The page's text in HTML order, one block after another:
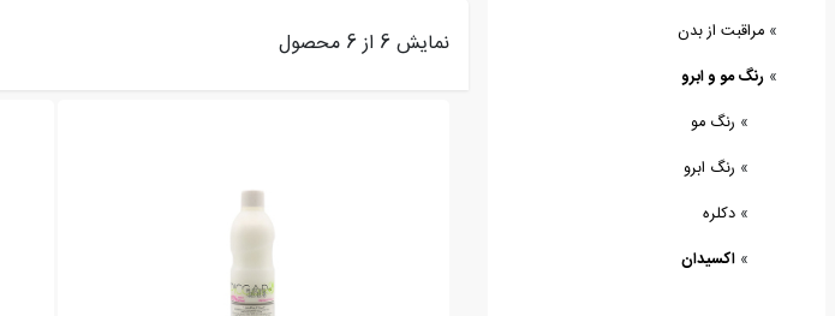
» مراقبت از بدن
» رنگ مو و ابرو
» رنگ مو
» رنگ ابرو
» دکلره
» اکسیدان
نمایش 6 از 6 محصول